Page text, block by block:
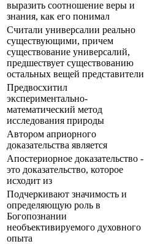
выразить соотношение веры и
знания, как его понимал
Считали универсалии реально
существующими, причем
существование универсалий,
предшествует существованию
остальных вещей представители
Предвосхитил
экспериментально-
математический метод
исследования природы
Автором априорного
доказательства является
Апостериорное доказательство -
это доказательство, которое
исходит из
Подчеркивают значимость и
определяющую роль в
Богопознании
необъективируемого духовного
опыта